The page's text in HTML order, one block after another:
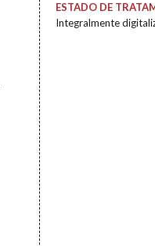
ESTADO DE
Integralmente